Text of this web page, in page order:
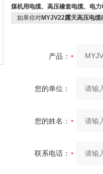
煤机用电缆、高压橡套电缆、电
如果你对MYJV22露天高压电
产品：
您的单位：
您的姓名：
联系电话：